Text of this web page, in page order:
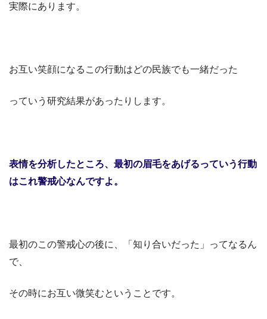
実際にあります。
お互い笑顔になるこの行動はどの民族でも一緒だった
っていう研究結果があったりします。
表情を分析したところ、 最初の眉毛をあげるっていう行動
はこれ警戒心なんですよ。
最初のこの警戒心の後に、「知り合いだった」ってなるん
で、
その時にお互い微笑むということです。